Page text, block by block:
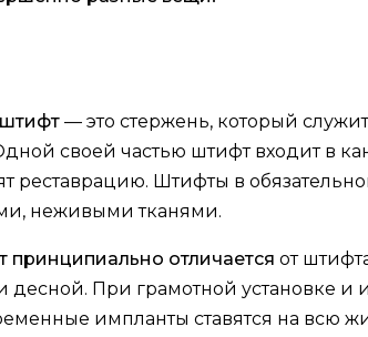
— это стержень, который
своей частью штифт входит в
реставрацию. Штифты в
неживыми тканями.
принципиально отличается от
десной. При грамотной установке и
импланты ставятся на всю